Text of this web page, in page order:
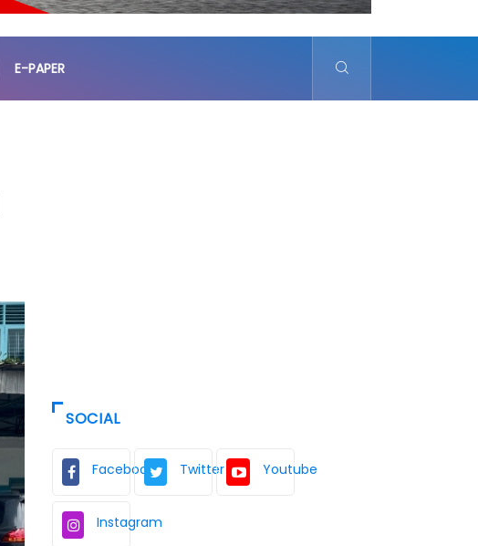
E-PAPER
SOCIAL
Facebook Twitter Youtube
Instagram